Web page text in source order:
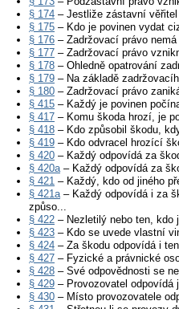
§ 174 – Jestliže zástavní věřitel
§ 175 – Kdo je povinen vydat
§ 176 – Zadržovací právo
§ 177 – Zadržovací právo
§ 178 – Ohledně opatrování
§ 179 – Na základě
§ 180 – Zadržovací právo
§ 415 – Každý je povinen
§ 417 – Komu škoda hrozí, je
§ 418 – Kdo způsobil škodu,
§ 419 – Kdo odvracel hrozící
§ 420 – Každý odpovídá za
§ 420a– Každý odpovídá za
§ 421 – Každý, kdo od jiného
§ 421a– Každý odpovídá i za
způso...
§ 422 – Nezletilý nebo ten, kdo
§ 423 – Kdo se uvede vlastní
§ 424 – Za škodu odpovídá i
§ 427 – Fyzické a právnické
§ 428 – Své odpovědnosti se
§ 429 – Provozovatel odpovídá
§ 430 – Místo provozovatele